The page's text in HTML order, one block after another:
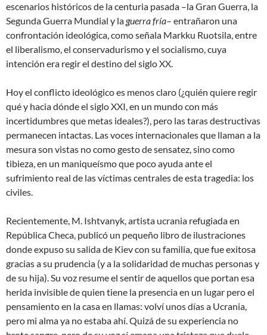
escenarios históricos de la centuria pasada –la Gran Guerra, la
Segunda Guerra Mundial y la guerra fría– entrañaron una
confrontación ideológica, como señala Markku Ruotsila, entre
el liberalismo, el conservadurismo y el socialismo, cuya
intención era regir el destino del siglo XX.
Hoy el conflicto ideológico es menos claro (¿quién quiere regir
qué y hacia dónde el siglo XXI, en un mundo con más
incertidumbres que metas ideales?), pero las taras destructivas
permanecen intactas. Las voces internacionales que llaman a la
mesura son vistas no como gesto de sensatez, sino como
tibieza, en un maniqueísmo que poco ayuda ante el
sufrimiento real de las víctimas centrales de esta tragedia: los
civiles.
Recientemente, M. Ishtvanyk, artista ucrania refugiada en
República Checa, publicó un pequeño libro de ilustraciones
donde expuso su salida de Kiev con su familia, que fue exitosa
gracias a su prudencia (y a la solidaridad de muchas personas y
de su hija). Su voz resume el sentir de aquellos que portan esa
herida invisible de quien tiene la presencia en un lugar pero el
pensamiento en la casa en llamas: volví unos días a Ucrania,
pero mi alma ya no estaba ahí. Quizá de su experiencia no